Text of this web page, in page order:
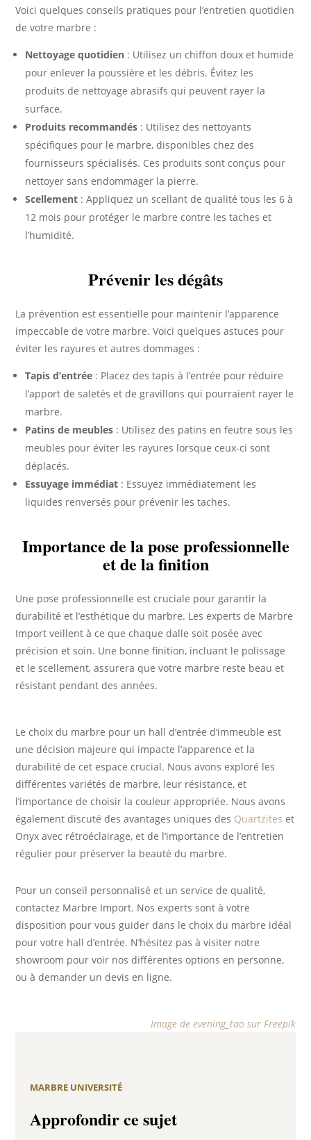
Voici quelques conseils pratiques pour l’entretien quotidien
de votre marbre :
Nettoyage quotidien : Utilisez un chiffon doux et humide
pour enlever la poussière et les débris. Évitez les
produits de nettoyage abrasifs qui peuvent rayer la
surface.
Produits recommandés : Utilisez des nettoyants
spécifiques pour le marbre, disponibles chez des
fournisseurs spécialisés. Ces produits sont conçus pour
nettoyer sans endommager la pierre.
Scellement : Appliquez un scellant de qualité tous les 6 à
12 mois pour protéger le marbre contre les taches et
l’humidité.
Prévenir les dégâts
La prévention est essentielle pour maintenir l’apparence
impeccable de votre marbre. Voici quelques astuces pour
éviter les rayures et autres dommages :
Tapis d’entrée : Placez des tapis à l’entrée pour réduire
l’apport de saletés et de gravillons qui pourraient rayer le
marbre.
Patins de meubles : Utilisez des patins en feutre sous les
meubles pour éviter les rayures lorsque ceux-ci sont
déplacés.
Essuyage immédiat : Essuyez immédiatement les
liquides renversés pour prévenir les taches.
Importance de la pose professionnelle
et de la finition
Une pose professionnelle est cruciale pour garantir la
durabilité et l’esthétique du marbre. Les experts de Marbre
Import veillent à ce que chaque dalle soit posée avec
précision et soin. Une bonne finition, incluant le polissage
et le scellement, assurera que votre marbre reste beau et
résistant pendant des années.
Le choix du marbre pour un hall d’entrée d’immeuble est
une décision majeure qui impacte l’apparence et la
durabilité de cet espace crucial. Nous avons exploré les
différentes variétés de marbre, leur résistance, et
l’importance de choisir la couleur appropriée. Nous avons
également discuté des avantages uniques des Quartzites et
Onyx avec rétroéclairage, et de l’importance de l’entretien
régulier pour préserver la beauté du marbre.
Pour un conseil personnalisé et un service de qualité,
contactez Marbre Import. Nos experts sont à votre
disposition pour vous guider dans le choix du marbre idéal
pour votre hall d’entrée. N’hésitez pas à visiter notre
showroom pour voir nos différentes options en personne,
ou à demander un devis en ligne.
Image de evening_tao sur Freepik
MARBRE UNIVERSITÉ
Approfondir ce sujet